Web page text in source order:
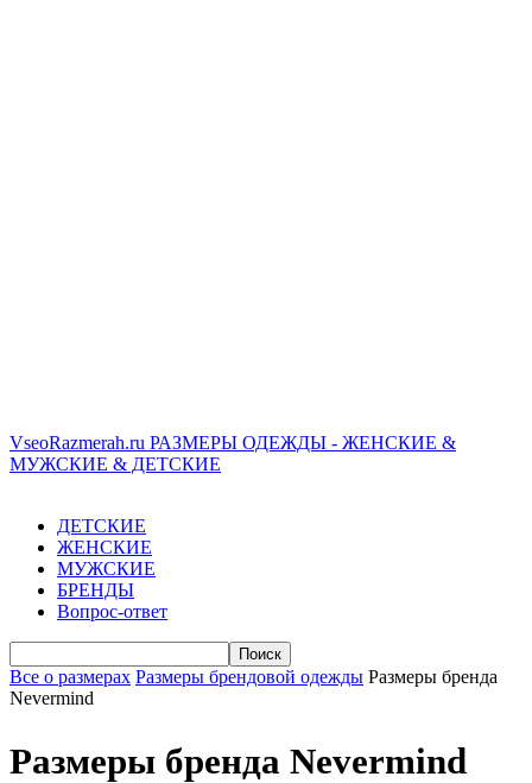
VseoRazmerah.ru РАЗМЕРЫ ОДЕЖДЫ - ЖЕНСКИЕ &
МУЖСКИЕ & ДЕТСКИЕ
ДЕТСКИЕ
ЖЕНСКИЕ
МУЖСКИЕ
БРЕНДЫ
Вопрос-ответ
Все о размерах Размеры брендовой одежды Размеры бренда
Nevermind
Размеры бренда Nevermind